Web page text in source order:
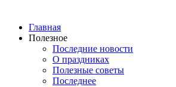
Главная
Полезное
Последние новости
О праздниках
Полезные советы
Последнее